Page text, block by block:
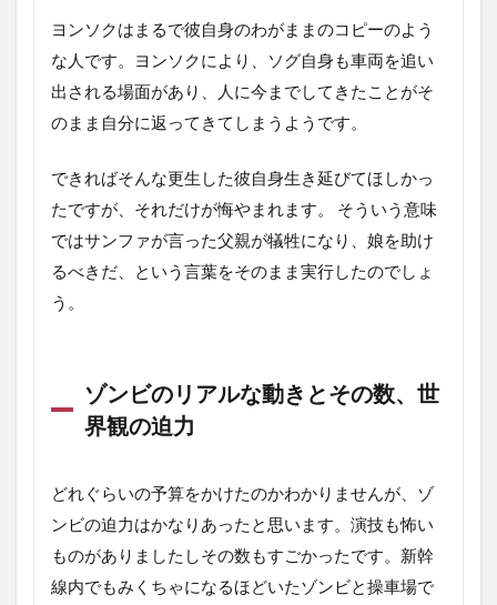
ヨンソクはまるで彼自身のわがままのコピーのよう
な人です。ヨンソクにより、ソグ自身も車両を追い
出される場面があり、人に今までしてきたことがそ
のまま自分に返ってきてしまうようです。
できればそんな更生した彼自身生き延びてほしかっ
たですが、それだけが悔やまれます。 そういう意味
ではサンファが言った父親が犠牲になり、娘を助け
るべきだ、という言葉をそのまま実行したのでしょ
う。
ゾンビのリアルな動きとその数、世
界観の迫力
どれぐらいの予算をかけたのかわかりませんが、ゾ
ンビの迫力はかなりあったと思います。演技も怖い
ものがありましたしその数もすごかったです。新幹
線内でもみくちゃになるほどいたゾンビと操車場で